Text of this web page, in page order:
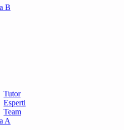
B
Tutor
Esperti
Team
A